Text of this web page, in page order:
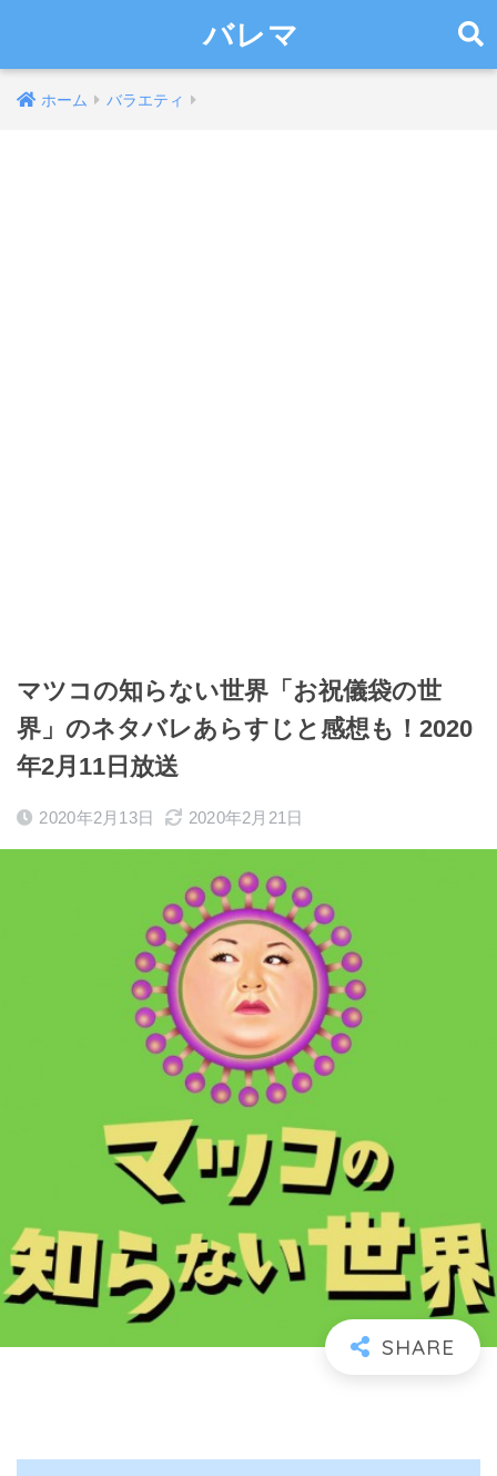
バレマ
ホーム バラエティ
マツコの知らない世界「お祝儀袋の世
界」のネタバレあらすじと感想も！2020
年2月11日放送
2020年2月13日 2020年2月21日